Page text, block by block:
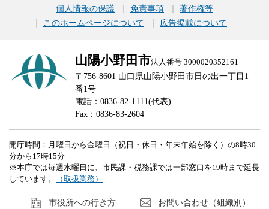
個人情報の保護 免責事項
著作権等
このホームページについて
広告掲載について
山陽小野田市法人番号 3000020352161
〒756-8601 山口県山陽小野田市日の出一丁目1
番1号
電話：0836-82-1111(代表)
Fax：0836-83-2604
開庁時間：月曜日から金曜日（祝日・休日・年末年始を除く）の8時30
分から17時15分
※本庁では毎週水曜日に、市民課・税務課では一部窓口を19時まで延長
しています。
（取扱業務）
市役所への行き方 お問い合わせ（組織別）